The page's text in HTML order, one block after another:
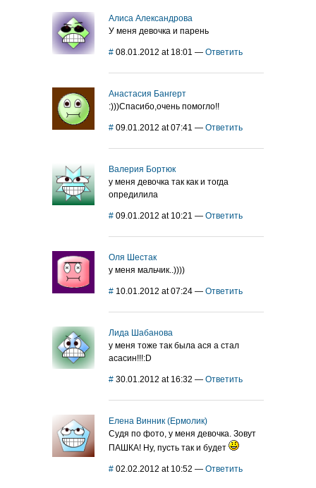
Алиса Александрова
У меня девочка и парень
# 08.01.2012 at 18:01 — Ответить
Анастасия Бангерт
:)))Спасибо,очень помогло!!
# 09.01.2012 at 07:41 — Ответить
Валерия Бортюк
у меня девочка так как и тогда
опредилила
# 09.01.2012 at 10:21 — Ответить
Оля Шестак
у меня мальчик..))))
# 10.01.2012 at 07:24 — Ответить
Лида Шабанова
у меня тоже так была ася а стал
асасин!!!:D
# 30.01.2012 at 16:32 — Ответить
Елена Винник (Ермолик)
Судя по фото, у меня девочка. Зовут
ПАШКА! Ну, пусть так и будет
# 02.02.2012 at 10:52 — Ответить